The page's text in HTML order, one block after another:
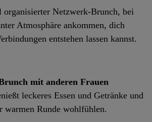
Netzwerk-Brunch, bei
Atmosphäre ankommen, dich
entstehen lassen kannst.
mit anderen Frauen
leckeres Essen und Getränke und
warmen Runde wohlfühlen.